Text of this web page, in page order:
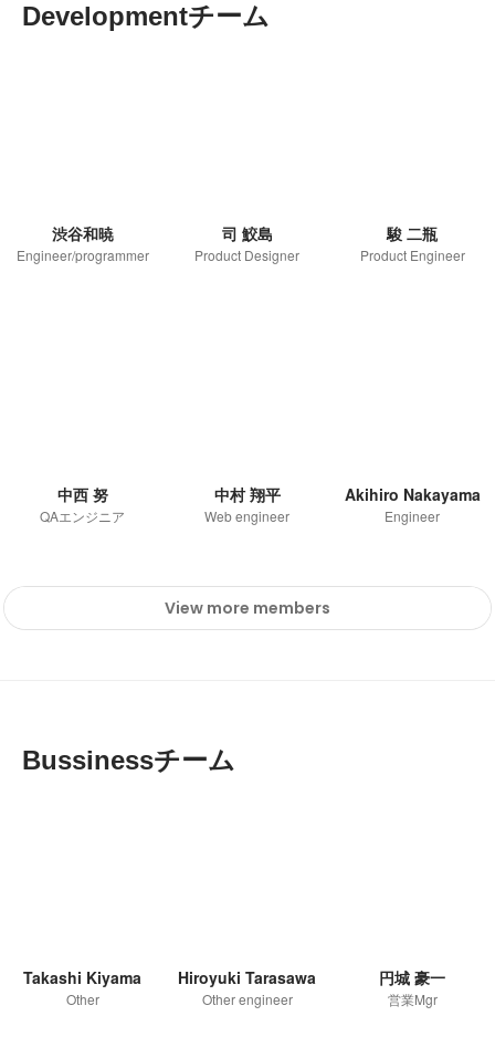
Developmentチーム
渋谷和暁
Engineer/programmer
司 鮫島
Product Designer
駿 二瓶
Product Engineer
中西 努
QAエンジニア
中村 翔平
Web engineer
Akihiro Nakayama
Engineer
View more members
Bussinessチーム
Takashi Kiyama
Other
Hiroyuki Tarasawa
Other engineer
円城 豪一
営業Mgr